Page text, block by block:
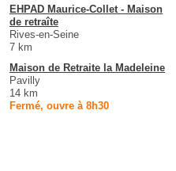
EHPAD Maurice-Collet - Maison
de retraîte
Rives-en-Seine
7 km
Maison de Retraite la Madeleine
Pavilly
14 km
Fermé, ouvre à 8h30